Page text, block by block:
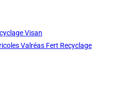
Visan
Valréas Fert Recyclage